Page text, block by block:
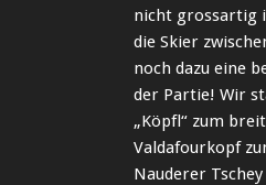
nicht grossartig
die Skier
noch dazu eine
der Partie! Wir
„Köpfl“ zum
Valdafourkopf
Nauderer